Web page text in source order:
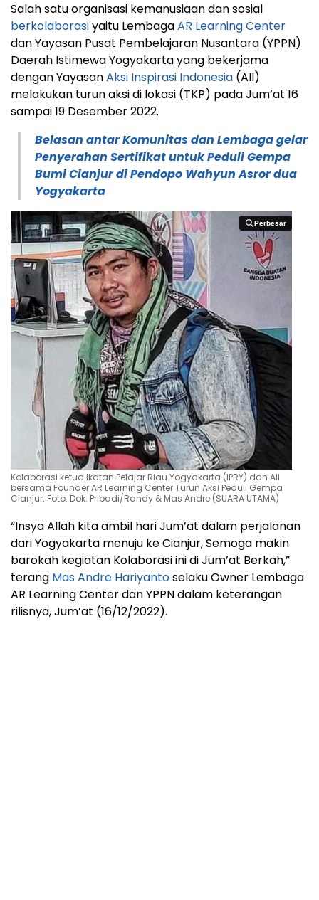
Salah satu organisasi kemanusiaan dan sosial
berkolaborasiyaitu LembagaAR Learning Center
dan Yayasan Pusat Pembelajaran Nusantara (YPPN)
Daerah Istimewa Yogyakarta yang bekerjama
dengan YayasanAksi Inspirasi Indonesia (AII)
melakukan turun aksi di lokasi (TKP) pada Jum’at 16
sampai 19 Desember 2022.
Belasan antar Komunitas dan Lembaga gelar
Penyerahan Sertifikat untuk Peduli Gempa
Bumi Cianjur di Pendopo Wahyun Asror dua
Yogyakarta
Perbesar
Perbesar
Kolaborasi ketua Ikatan Pelajar Riau Yogyakarta (IPRY) dan AII
bersama Founder AR Learning Center Turun Aksi Peduli Gempa
Cianjur. Foto: Dok. Pribadi/Randy & Mas Andre (SUARA UTAMA)
“Insya Allah kita ambil hari Jum’at dalam perjalanan
dari Yogyakarta menuju ke Cianjur, Semoga makin
barokah kegiatan Kolaborasi ini di Jum’at Berkah,”
terang Mas Andre Hariyantoselaku Owner Lembaga
AR Learning Center dan YPPN dalam keterangan
rilisnya, Jum’at (16/12/2022).